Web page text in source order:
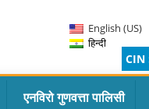
English (US)
हिन्दी
CIN
एनविरो गुणवत्ता पालिसी